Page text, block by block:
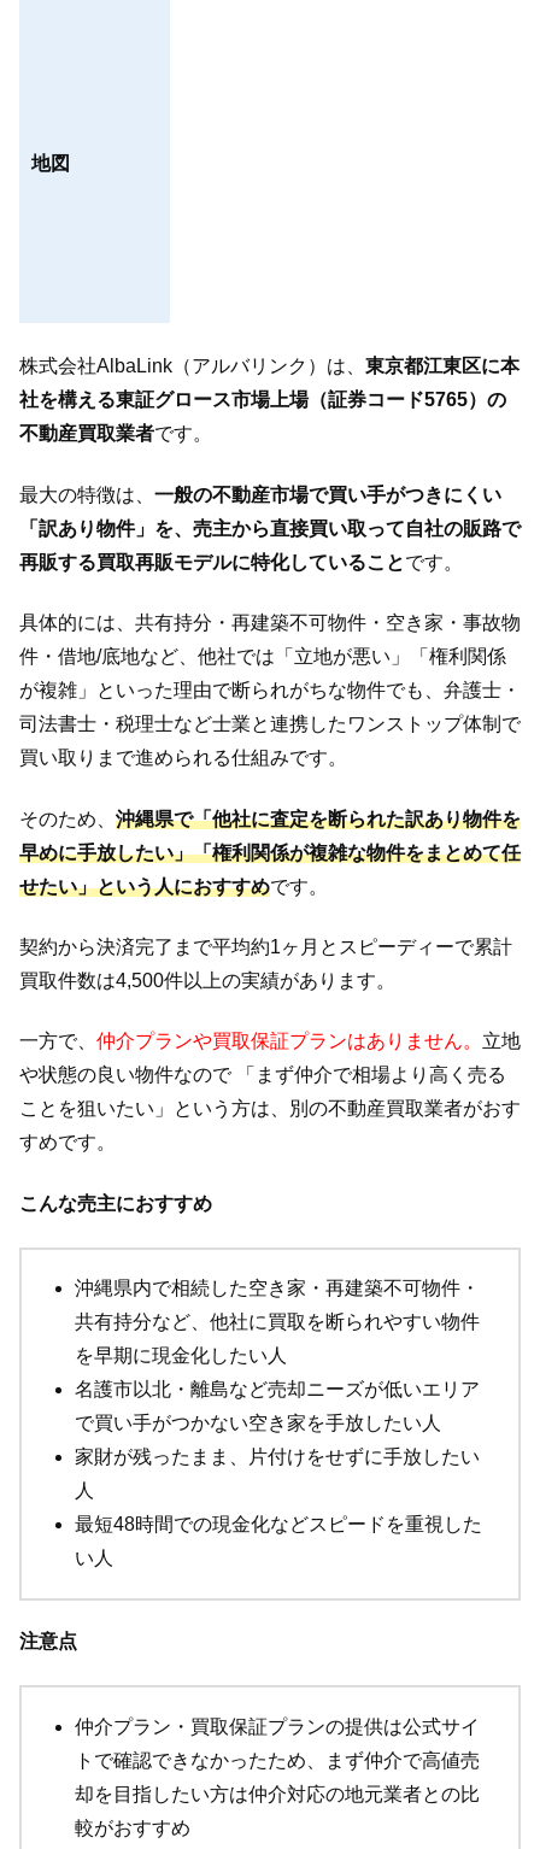
地図
株式会社AlbaLink（アルバリンク）は、 東京都江東区に本
社を構える東証グロース市場上場（証券コード5765）の
不動産買取業者です。
最大の特徴は、 一般の不動産市場で買い手がつきにくい
「訳あり物件」を、売主から直接買い取って自社の販路で
再販する買取再販モデルに特化していることです。
具体的には、共有持分・再建築不可物件・空き家・事故物
件・借地/底地など、他社では「立地が悪い」「権利関係
が複雑」といった理由で断られがちな物件でも、弁護士・
司法書士・税理士など士業と連携したワンストップ体制で
買い取りまで進められる仕組みです。
そのため、 沖縄県で「他社に査定を断られた訳あり物件を
早めに手放したい」「権利関係が複雑な物件をまとめて任
せたい」という人におすすめです。
契約から決済完了まで平均約1ヶ月とスピーディーで累計
買取件数は4,500件以上の実績があります。
一方で、 仲介プランや買取保証プランはありません。 立地
や状態の良い物件なので 「まず仲介で相場より高く売る
ことを狙いたい」という方は、別の不動産買取業者がおす
すめです。
こんな売主におすすめ
沖縄県内で相続した空き家・再建築不可物件・
共有持分など、他社に買取を断られやすい物件
を早期に現金化したい人
名護市以北・離島など売却ニーズが低いエリア
で買い手がつかない空き家を手放したい人
家財が残ったまま、片付けをせずに手放したい
人
最短48時間での現金化などスピードを重視した
い人
注意点
仲介プラン・買取保証プランの提供は公式サイ
トで確認できなかったため、まず仲介で高値売
却を目指したい方は仲介対応の地元業者との比
較がおすすめ